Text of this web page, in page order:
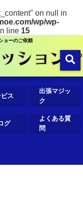
on null in
wp/wp-
line 15
ョーのご依頼
ス
出張マジッ
ク
グ
よくある質
問